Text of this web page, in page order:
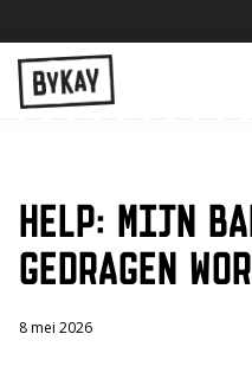
HELP: MIJN
GEDRAGEN
8 mei 2026